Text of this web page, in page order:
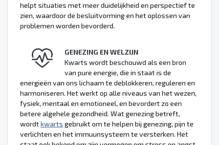
helpt situaties met meer duidelijkheid en perspectief te
zien, waardoor de besluitvorming en het oplossen van
problemen worden bevorderd.
GENEZING EN WELZIJN
Kwarts wordt beschouwd als een bron
van pure energie, die in staat is de
energieën van ons lichaam te deblokkeren, reguleren en
harmoniseren. Het werkt op alle niveaus van het wezen,
fysiek, mentaal en emotioneel, en bevordert zo een
betere algehele gezondheid. Wat genezing betreft,
wordtkwarts gebruikt om te helpen bij genezing, pijn te
verlichten en het immuunsysteem te versterken. Het